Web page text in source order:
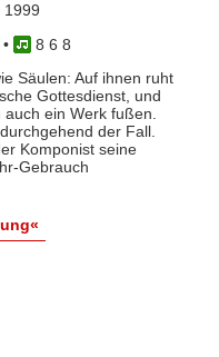
1999
8 6 8
Säulen: Auf ihnen ruht
Gottesdienst, und
ein Werk fußen.
der Fall.
Komponist seine
Gebrauch